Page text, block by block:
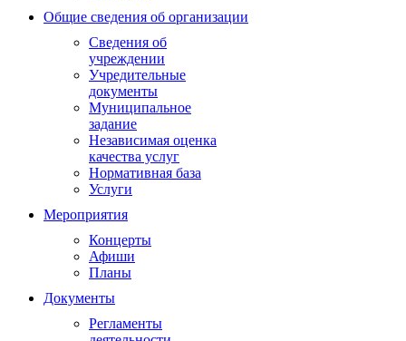
Общие сведения об организации
Сведения об
учреждении
Учредительные
документы
Муниципальное
задание
Независимая оценка
качества услуг
Нормативная база
Услуги
Мероприятия
Концерты
Афиши
Планы
Документы
Регламенты